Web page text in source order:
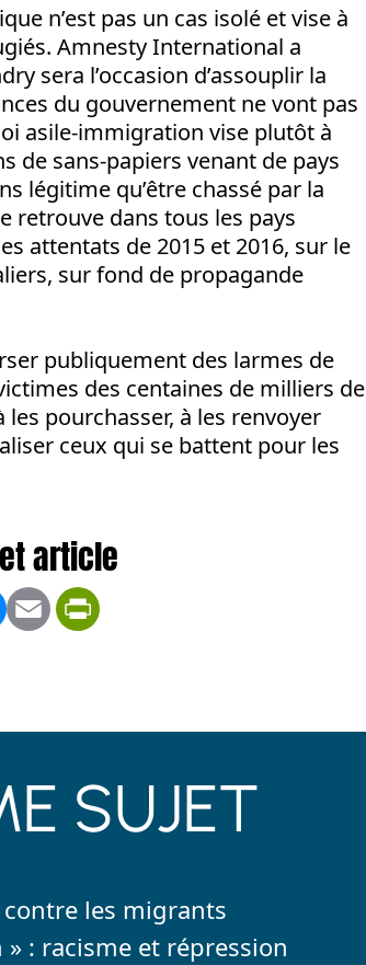
n’est pas un cas isolé et vise à
Amnesty International a
sera l’occasion d’assouplir la
du gouvernement ne vont pas
asile-immigration vise plutôt à
de sans-papiers venant de pays
légitime qu’être chassé par la
retrouve dans tous les pays
attentats de 2015 et 2016, sur le
sur fond de propagande
publiquement des larmes de
des centaines de milliers de
pourchasser, à les renvoyer
ceux qui se battent pour les
Messenger
Email
SUJET
les migrants
: racisme et répression